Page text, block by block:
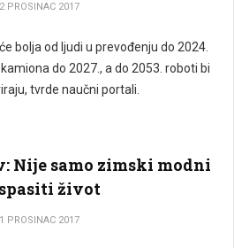
PROSINAC 2017
bolja od ljudi u prevođenju do 2024.
do 2027., a do 2053. roboti bi
tvrde naučni portali.
Nije samo zimski modni
život
PROSINAC 2017